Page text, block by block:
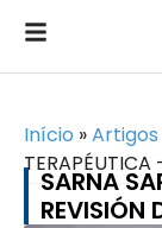
Início »Artigos
TERAPÉUTICA
SARNA
REVISIÓN